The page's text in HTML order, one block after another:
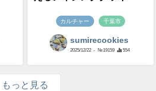
カルチャー 千葉市
sumirecookies
2025/12/22 - №19159 554
もっと見る